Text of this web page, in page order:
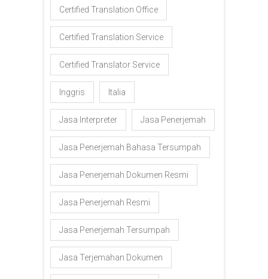
Certified Translation Office
Certified Translation Service
Certified Translator Service
Inggris Italia
Jasa Interpreter Jasa Penerjemah
Jasa Penerjemah Bahasa Tersumpah
Jasa Penerjemah Dokumen Resmi
Jasa Penerjemah Resmi
Jasa Penerjemah Tersumpah
Jasa Terjemahan Dokumen